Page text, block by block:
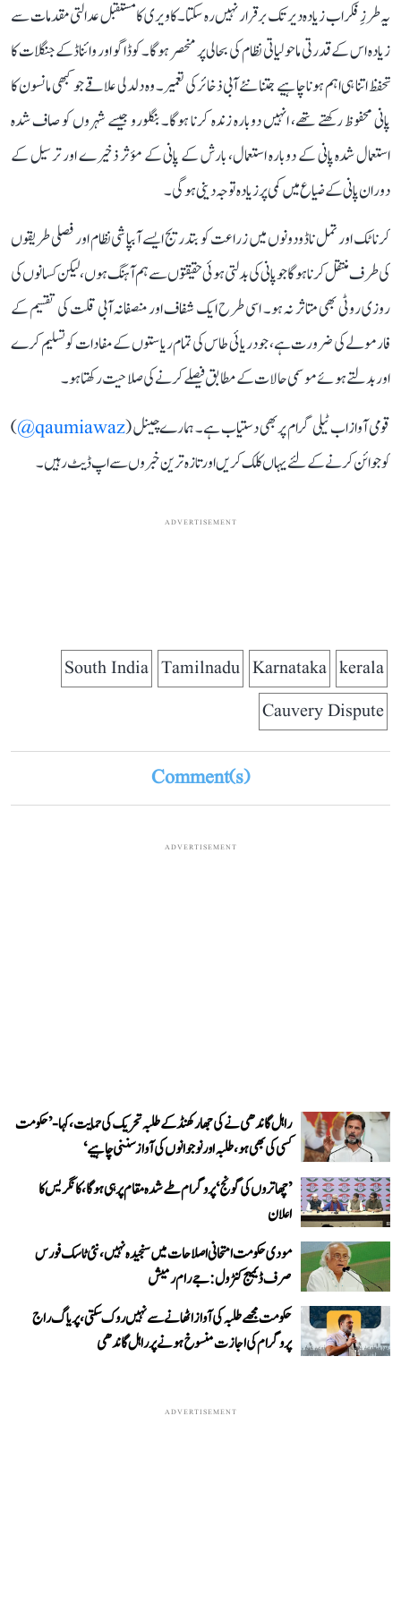
یہ طرزِ فکر اب زیادہ دیر تک برقرار نہیں رہ سکتا۔ کاویری کا مستقبل عدالتی مقدمات سے
زیادہ اس کے قدرتی ماحولیاتی نظام کی بحالی پر منحصر ہوگا۔ کوڈاگو اور وائناڈ کے جنگلات کا
تحفظ اتنا ہی اہم ہونا چاہیے جتنا نئے آبی ذخائر کی تعمیر۔ وہ دلدلی علاقے جو کبھی مانسون کا
پانی محفوظ رکھتے تھے، انہیں دوبارہ زندہ کرنا ہوگا۔ بنگلورو جیسے شہروں کو صاف شدہ
استعمال شدہ پانی کے دوبارہ استعمال، بارش کے پانی کے مؤثر ذخیرے اور ترسیل کے
دوران پانی کے ضیاع میں کمی پر زیادہ توجہ دینی ہوگی۔
کرناٹک اور تمل ناڈو دونوں میں زراعت کو بتدریج ایسے آبپاشی نظام اور فصلی طریقوں
کی طرف منتقل کرنا ہوگا جو پانی کی بدلتی ہوئی حقیقتوں سے ہم آہنگ ہوں، لیکن کسانوں کی
روزی روٹی بھی متاثر نہ ہو۔ اسی طرح ایک شفاف اور منصفانہ آبی قلت کی تقسیم کے
فارمولے کی ضرورت ہے، جو دریائی طاس کی تمام ریاستوں کے مفادات کو تسلیم کرے
اور بدلتے ہوئے موسمی حالات کے مطابق فیصلے کرنے کی صلاحیت رکھتا ہو۔
قومی آواز اب ٹیلی گرام پر بھی دستیاب ہے۔ ہمارے چینل (qaumiawaz@
)
کو جوائن کرنے کے لئے یہاں کلک کریں اور تازہ ترین خبروں سے اپ ڈیٹ رہیں۔
ADVERTISEMENT
kerala
Karnataka
Tamilnadu
South India
Cauvery Dispute
Comment(s)
ADVERTISEMENT
راہل گاندھی نے کی جھارکھنڈ کے طلبہ تحریک کی حمایت، کہا- ’حکومت
کسی کی بھی ہو، طلبہ اور نوجوانوں کی آواز سننی چاہیے‘
’چھاتروں کی گونج‘ پروگرام طے شدہ مقام پر ہی ہوگا، کانگریس کا
اعلان
مودی حکومت امتحانی اصلاحات میں سنجیدہ نہیں، نئی ٹاسک فورس
صرف ڈیمیج کنٹرول: جے رام رمیش
حکومت مجھے طلبہ کی آواز اٹھانے سے نہیں روک سکتی، پریاگ راج
پروگرام کی اجازت منسوخ ہونے پر راہل گاندھی
ADVERTISEMENT